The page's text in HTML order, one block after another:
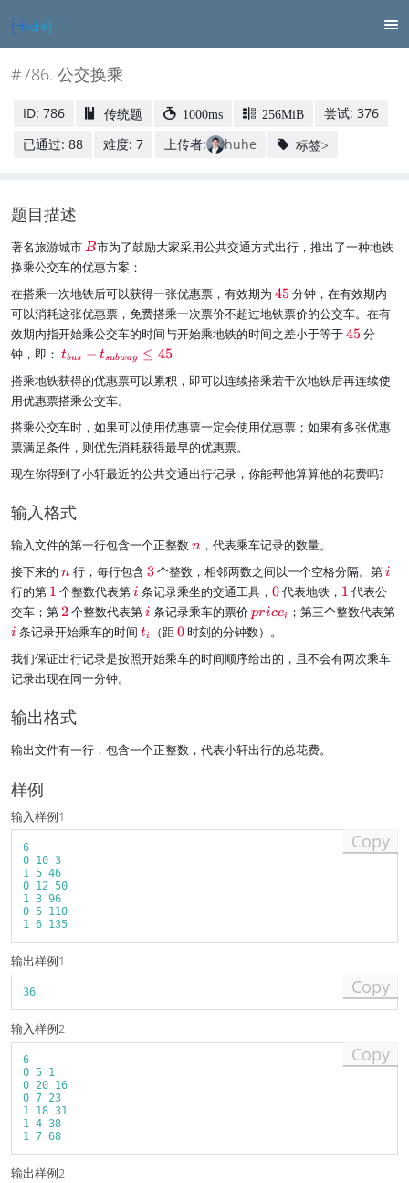
#786. 公交换乘
ID: 786 传统题 1000ms 256MiB
尝试: 376
已通过: 88
难度: 7 上传者: huhe 标签>
题目描述
著名旅游城市\
r
e
d
{
B
}
B市为了鼓励大家采用公共交通方式出行，推出了一种地铁
换乘公交车的优惠方案：
在搭乘一次地铁后可以获得一张优惠票，有效期为\
r
e
d
4
5
45分钟，在有效期内
可以消耗这张优惠票，免费搭乘一次票价不超过地铁票价的公交车。在有
效期内指开始乘公交车的时间与开始乘地铁的时间之差小于等于\
d
5
45分
钟，即：\
e
d
{
t
_
{
b
s
-
t
_
{
s
u
w
a
}
e
}
tbus − tsubway ≤ 45
搭乘地铁获得的优惠票可以累积，即可以连续搭乘若干次地铁后再连续使
用优惠票搭乘公交车。
搭乘公交车时，如果可以使用优惠票一定会使用优惠票；如果有多张优惠
票满足条件，则优先消耗获得最早的优惠票。
现在你得到了小轩最近的公共交通出行记录，你能帮他算算他的花费吗?
输入格式
输入文件的第一行包含一个正整数\
e
d
{
n
}
n ，代表乘车记录的数量。
接下来的\
r
e
d
{
n
}
n 行，每行包含\
r
e
d
{
3
}
3个整数，相邻两数之间以一个空格分隔。第\
e
d
i
i
行的第 \
r
e
d
{
1
}
1 个整数代表第\
r
e
d
{
i 条记录乘坐的交通工具，\
r
e
d
{
0代表地铁， \
r
e
{
1 代表公
交车；第\
r
e
d
{
}
2个整数代表第\
r
e
d
i 条记录乘车的票价\
r
e
d
c
e
pricei ；第三个整数代表第\
i 条记录开始乘车的时间\
e
i
}
ti （距\
e
0时刻的分钟数）。
我们保证出行记录是按照开始乘车的时间顺序给出的，且不会有两次乘车
记录出现在同一分钟。
输出格式
输出文件有一行，包含一个正整数，代表小轩出行的总花费。
样例
输入样例1
6
0 10 3
1 5 46
0 12 50
1 3 96
0 5 110
1 6 135
Copy
输出样例1
36 Copy
输入样例2
6
0 5 1
0 20 16
0 7 23
1 18 31
1 4 38
1 7 68
Copy
输出样例2